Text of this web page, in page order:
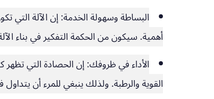
البساطة وسهولة الخدمة:إن الآلة التي
أهمية. سيكون من الحكمة التفكير في بناء
الأداء في ظروفك:إن الحصادة التي تظهر
القوية والرطبة. ولذلك ينبغي للمرء أن